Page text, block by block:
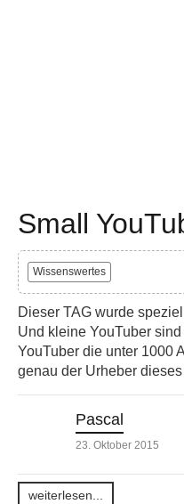
Small
Wissenswertes
Dieser TAG wurde
Und kleine YouTuber
YouTuber die unter 1000
genau der Urheber
Pascal
23. Oktober 2015
weiterlesen...